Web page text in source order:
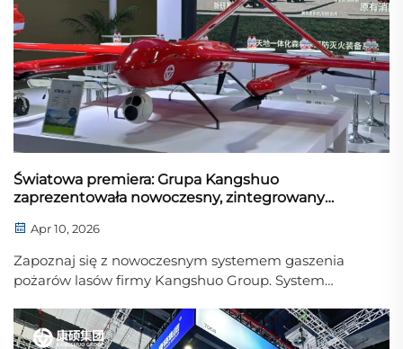
Światowa premiera: Grupa Kangshuo
zaprezentowała nowoczesny, zintegrowany
przestrzeń kosmiczną, powietrze i powierzchnię
Apr 10, 2026
Zapoznaj się z nowoczesnym systemem gaszenia
pożarów lasów firmy Kangshuo Group. System
bezzałogowych statków powietrznych (UAV) oraz
sterowanie oparte na sztucznej inteligencji,